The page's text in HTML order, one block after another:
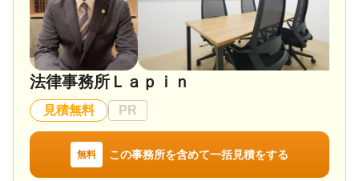
法律事務所Ｌａｐｉｎ
見積無料 PR
無料 この事務所を含めて一括見積をする